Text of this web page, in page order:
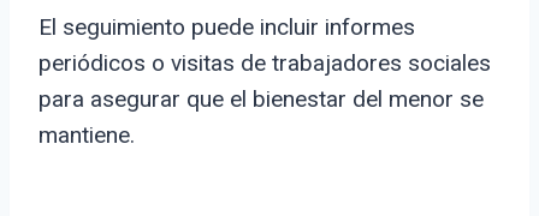
El seguimiento puede incluir informes
periódicos o visitas de trabajadores sociales
para asegurar que el bienestar del menor se
mantiene.